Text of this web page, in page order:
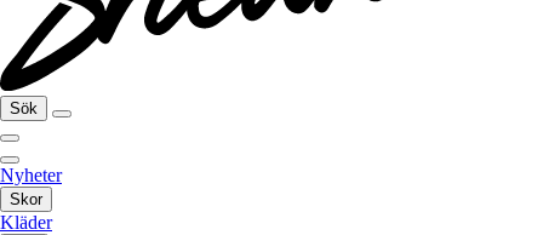
Sök
Nyheter
Skor
Kläder